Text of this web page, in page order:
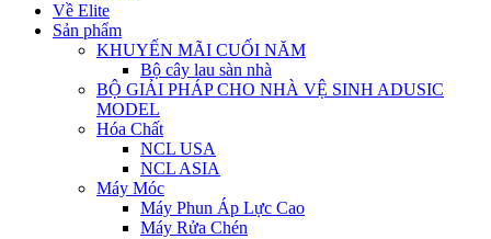
Về Elite
Sản phẩm
KHUYẾN MÃI CUỐI NĂM
Bộ cây lau sàn nhà
BỘ GIẢI PHÁP CHO NHÀ VỆ SINH ADUSIC
MODEL
Hóa Chất
NCL USA
NCL ASIA
Máy Móc
Máy Phun Áp Lực Cao
Máy Rửa Chén